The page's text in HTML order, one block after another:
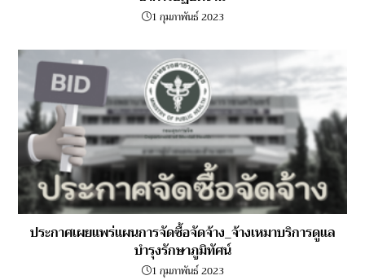
1 กุมภาพันธ์ 2023
ประกาศเผยแพร่แผนการจัดซื้อจัดจ้าง_จ้างเหมาบริการดูแล
บำรุงรักษาภูมิทัศน์
1 กุมภาพันธ์ 2023